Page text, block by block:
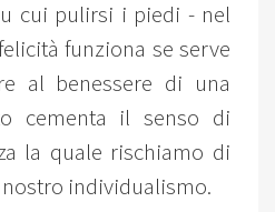
cui pulirsi i piedi - nel
funziona se serve
al benessere di una
cementa il senso di
la quale rischiamo di
individualismo.